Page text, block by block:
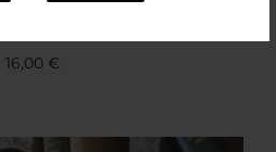
16,00 €